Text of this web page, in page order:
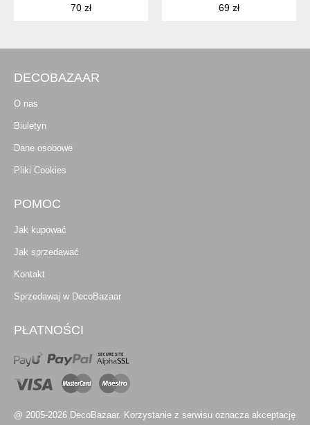
70 zł
69 zł
DECOBAZAAR
O nas
Biuletyn
Dane osobowe
Pliki Cookies
POMOC
Jak kupować
Jak sprzedawać
Kontakt
Sprzedawaj w DecoBazaar
PŁATNOŚCI
@ 2005-2026 DecoBazaar. Korzystanie z serwisu oznacza akceptację